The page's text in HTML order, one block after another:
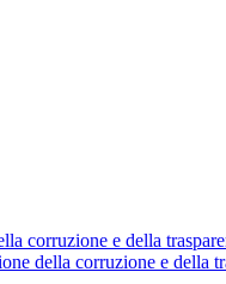
corruzione e della
della corruzione e della